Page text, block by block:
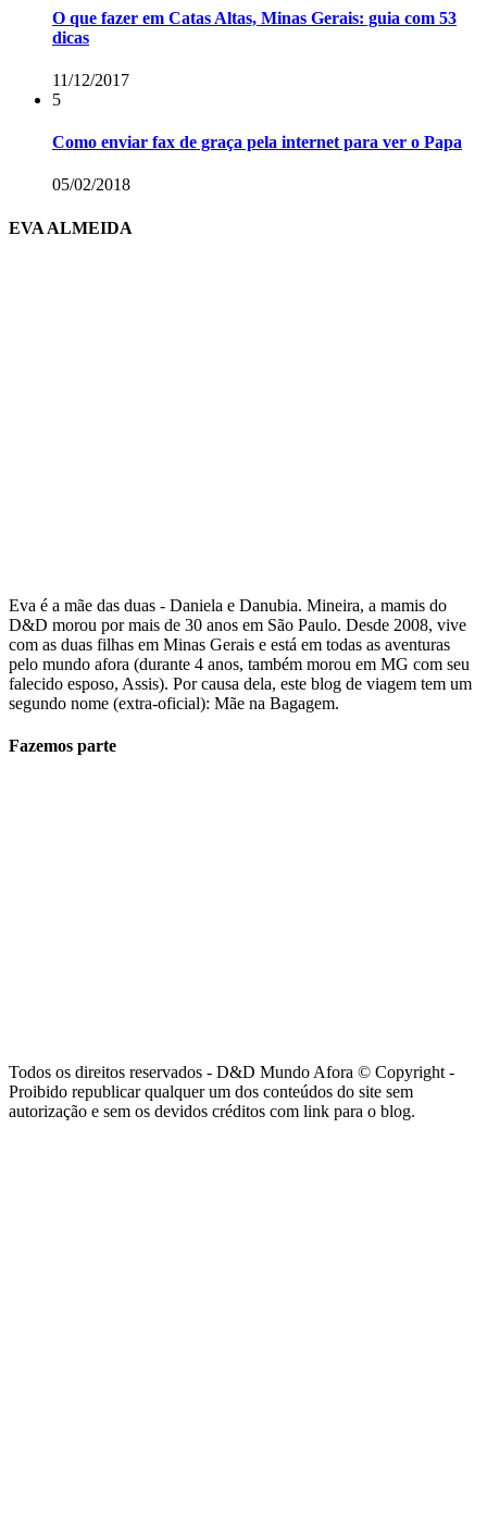
O que fazer em Catas Altas, Minas Gerais: guia com 53
dicas
11/12/2017
5
Como enviar fax de graça pela internet para ver o Papa
05/02/2018
EVA ALMEIDA
Eva é a mãe das duas - Daniela e Danubia. Mineira, a mamis do
D&D morou por mais de 30 anos em São Paulo. Desde 2008, vive
com as duas filhas em Minas Gerais e está em todas as aventuras
pelo mundo afora (durante 4 anos, também morou em MG com seu
falecido esposo, Assis). Por causa dela, este blog de viagem tem um
segundo nome (extra-oficial): Mãe na Bagagem.
Fazemos parte
Todos os direitos reservados - D&D Mundo Afora © Copyright -
Proibido republicar qualquer um dos conteúdos do site sem
autorização e sem os devidos créditos com link para o blog.